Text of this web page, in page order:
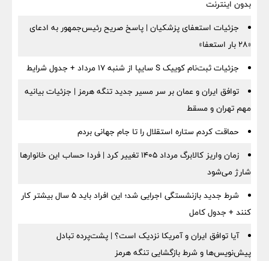
بدون اینترنت
جزئیات استعفای پزشکیان | پاسخ صریح رئیس‌جمهور به ادعای
«۲۸ بار استعفا»
جزئیات ثبت‌نام کوییک S سایپا از شنبه ۱۷ مرداد + جدول شرایط
توافق ایران و عمان بر سر مسیر جدید تنگه هرمز | جزئیات بیانیه
مهم تهران و مسقط
حماقت کردم ستاره استقلال را تا جام جهانی بردم
زمان واریز کالابرگ مرداد ۱۴۰۵ تغییر کرد | فردا حساب این خانوارها
شارژ می‌شود
شرط جدید بازنشستگی اجرایی شد؛ این افراد باید ۵ سال بیشتر کار
کنند + جدول کامل
آیا توافق ایران و آمریکا نزدیک است؟ | پشت‌پرده تبادل
پیش‌نویس‌ها و شرط بازگشایی تنگه هرمز